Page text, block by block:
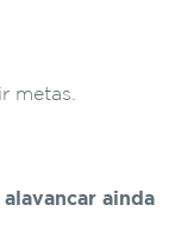
metas.
ainda